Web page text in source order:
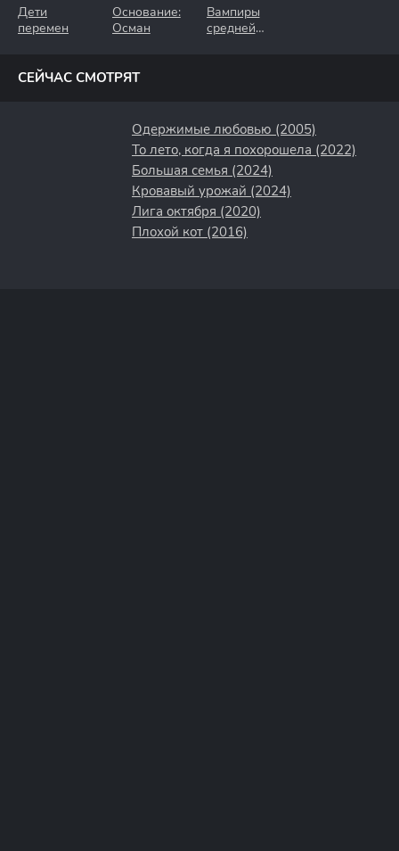
Дети
перемен
Основание:
Осман
Вампиры
средней
СЕЙЧАС СМОТРЯТ
Одержимые любовью (2005)
То лето, когда я похорошела (2022)
Большая семья (2024)
Кровавый урожай (2024)
Лига октября (2020)
Плохой кот (2016)